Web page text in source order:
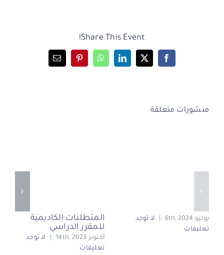
Share This Event!
Facebook
X
LinkedIn
WhatsApp
Pinterest
Email
منشورات متعلقة
يوليو 6th, 2024
لا توجد
تعليقات
المتطلبات الكاديمية
للمقرر الدراسي
أكتوبر 14th, 2023
لا توجد
تعليقات